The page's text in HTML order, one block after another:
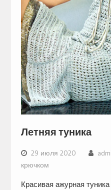
Летняя туника
29 июля 2020
крючком
Красивая ажурная